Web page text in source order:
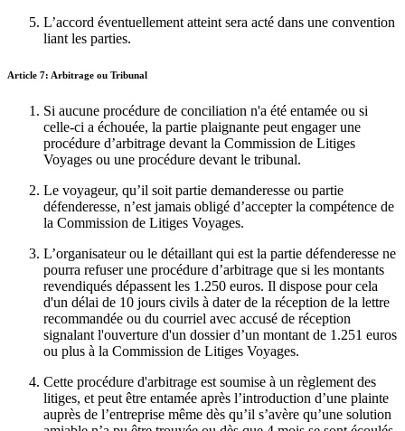
L’accord éventuellement atteint sera acté dans une convention
liant les parties.
Article 7: Arbitrage ou Tribunal
Si aucune procédure de conciliation n'a été entamée ou si
celle-ci a échouée, la partie plaignante peut engager une
procédure d’arbitrage devant la Commission de Litiges
Voyages ou une procédure devant le tribunal.
Le voyageur, qu’il soit partie demanderesse ou partie
défenderesse, n’est jamais obligé d’accepter la compétence de
la Commission de Litiges Voyages.
L’organisateur ou le détaillant qui est la partie défenderesse ne
pourra refuser une procédure d’arbitrage que si les montants
revendiqués dépassent les 1.250 euros. Il dispose pour cela
d'un délai de 10 jours civils à dater de la réception de la lettre
recommandée ou du courriel avec accusé de réception
signalant l'ouverture d'un dossier d’un montant de 1.251 euros
ou plus à la Commission de Litiges Voyages.
Cette procédure d'arbitrage est soumise à un règlement des
litiges, et peut être entamée après l’introduction d’une plainte
auprès de l’entreprise même dès qu’il s’avère qu’une solution